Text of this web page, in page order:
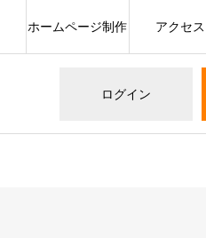
ログイン
ホームページ制作 アクセス